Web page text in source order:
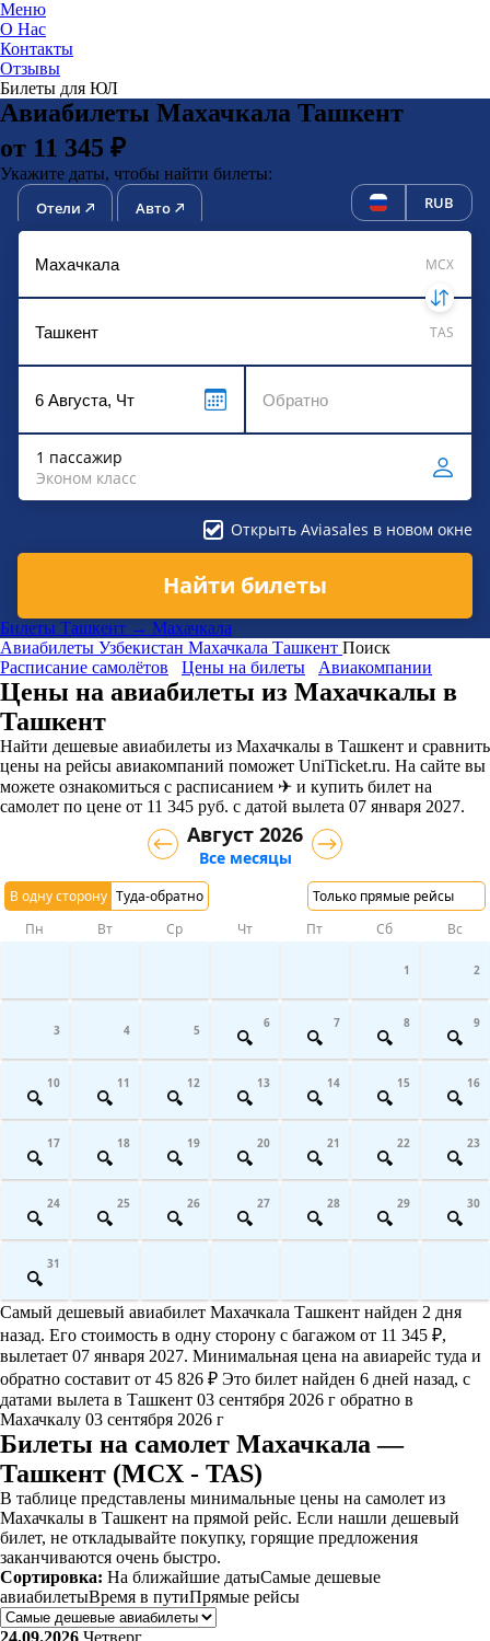
Меню
О Нас
Контакты
Отзывы
Билеты для ЮЛ
Авиабилеты Махачкала Ташкент
от 11 345 ₽
Укажите даты, чтобы найти билеты:
Отели Авто RUB
MCX
TAS
1 пассажир
Эконом класс
Открыть Aviasales в новом окне
Найти билеты
Билеты Ташкент → Махачкала
Авиабилеты Узбекистан Махачкала Ташкент Поиск
Расписание самолётов
Цены на билеты Авиакомпании
Цены на авиабилеты из Махачкалы в
Ташкент
Найти дешевые авиабилеты из Махачкалы в Ташкент и сравнить
цены на рейсы авиакомпаний поможет UniTicket.ru. На сайте вы
можете ознакомиться с расписанием ✈ и купить билет на
самолет по цене от 11 345 руб. с датой вылета 07 января 2027.
В одну сторону Туда-обратно Только прямые рейсы
Август 2026
Все месяцы
Пн Вт Ср Чт Пт Сб Вс
1 2
3 4 5 6 7 8 9
10 11 12 13 14 15 16
17 18 19 20 21 22 23
24 25 26 27 28 29 30
31
Самый дешевый авиабилет Махачкала Ташкент найден 2 дня
назад. Его стоимость в одну сторону с багажом от 11 345 ₽,
вылетает 07 января 2027. Минимальная цена на авиарейс туда и
обратно составит от 45 826 ₽ Это билет найден 6 дней назад, с
датами вылета в Ташкент 03 сентября 2026 г обратно в
Махачкалу 03 сентября 2026 г
Билеты на самолет Махачкала —
Ташкент (MCX - TAS)
В таблице представлены минимальные цены на самолет из
Махачкалы в Ташкент на прямой рейс. Если нашли дешевый
билет, не откладывайте покупку, горящие предложения
заканчиваются очень быстро.
Сортировка: На ближайшие датыСамые дешевые
авиабилетыВремя в путиПрямые рейсы
24.09.2026 Четверг